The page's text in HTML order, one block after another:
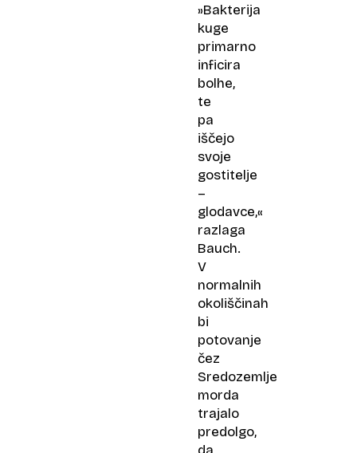
»Bakterija
kuge
primarno
inficira
bolhe,
te
pa
iščejo
svoje
gostitelje
–
glodavce,«
razlaga
Bauch.
V
normalnih
okoliščinah
bi
potovanje
čez
Sredozemlje
morda
trajalo
predolgo,